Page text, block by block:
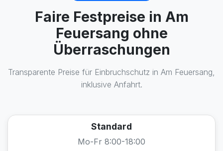
Faire Festpreise in Am
Feuersang ohne
Überraschungen
Transparente Preise für Einbruchschutz in Am Feuersang,
inklusive Anfahrt.
Standard
Mo-Fr 8:00-18:00